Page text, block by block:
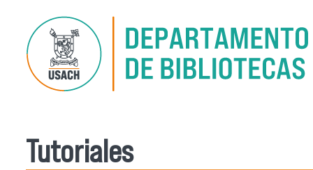
Tutoriales